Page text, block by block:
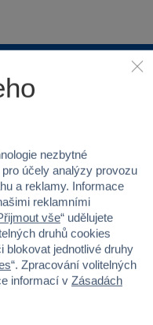
40 kamenných
prodejen v ČR
nezbytné
účely analýzy provozu
a reklamy. Informace
reklamními
vše“ udělujete
druhů cookies
blokovat jednotlivé druhy
“. Zpracování volitelných
informací v Zásadách